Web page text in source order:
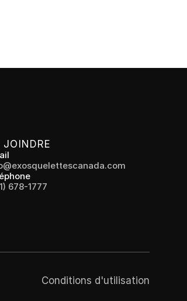
JOINDRE
678-1777
Conditions d'utilisation